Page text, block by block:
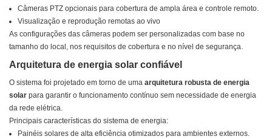
Câmeras PTZ opcionais para cobertura de ampla área e controle remoto.
Visualização e reprodução remotas ao vivo
As configurações das câmeras podem ser personalizadas com base no
tamanho do local, nos requisitos de cobertura e no nível de segurança.
Arquitetura de energia solar confiável
O sistema foi projetado em torno de uma arquitetura robusta de energia
solar para garantir o funcionamento contínuo sem necessidade de energia
da rede elétrica.
Principais características do sistema de energia:
Painéis solares de alta eficiência otimizados para ambientes externos.